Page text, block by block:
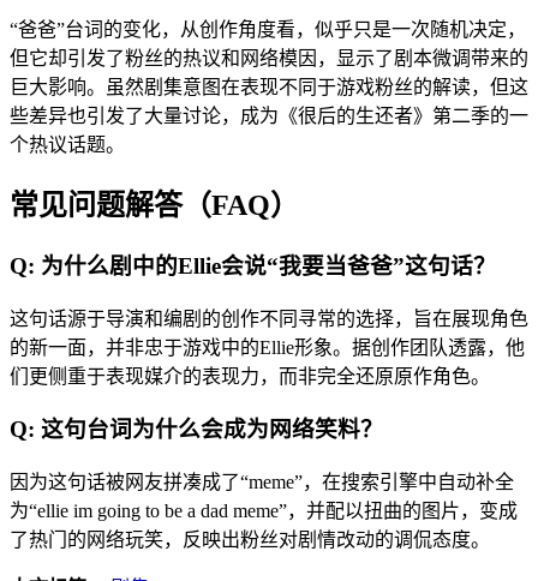
“爸爸”台词的变化，从创作角度看，似乎只是一次随机决定，
但它却引发了粉丝的热议和网络模因，显示了剧本微调带来的
巨大影响。虽然剧集意图在表现不同于游戏粉丝的解读，但这
些差异也引发了大量讨论，成为《很后的生还者》第二季的一
个热议话题。
常见问题解答（FAQ）
Q: 为什么剧中的Ellie会说“我要当爸爸”这句话？
这句话源于导演和编剧的创作不同寻常的选择，旨在展现角色
的新一面，并非忠于游戏中的Ellie形象。据创作团队透露，他
们更侧重于表现媒介的表现力，而非完全还原原作角色。
Q: 这句台词为什么会成为网络笑料？
因为这句话被网友拼凑成了“meme”，在搜索引擎中自动补全
为“ellie im going to be a dad meme”，并配以扭曲的图片，变成
了热门的网络玩笑，反映出粉丝对剧情改动的调侃态度。